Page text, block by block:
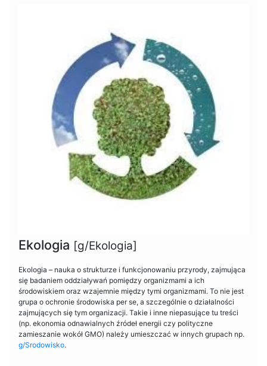
Ekologia [g/Ekologia]
Ekologia – nauka o strukturze i funkcjonowaniu przyrody, zajmująca
się badaniem oddziaływań pomiędzy organizmami a ich
środowiskiem oraz wzajemnie między tymi organizmami. To nie jest
grupa o ochronie środowiska per se, a szczególnie o działalności
zajmujących się tym organizacji. Takie i inne niepasujące tu treści
(np. ekonomia odnawialnych źródeł energii czy polityczne
zamieszanie wokół GMO) należy umieszczać w innych grupach np.
g/Srodowisko.